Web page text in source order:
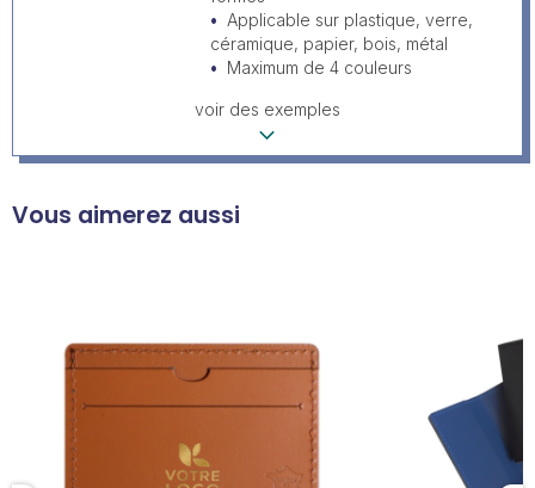
Applicable sur plastique, verre,
céramique, papier, bois, métal
Maximum de 4 couleurs
voir des exemples
Vous aimerez aussi